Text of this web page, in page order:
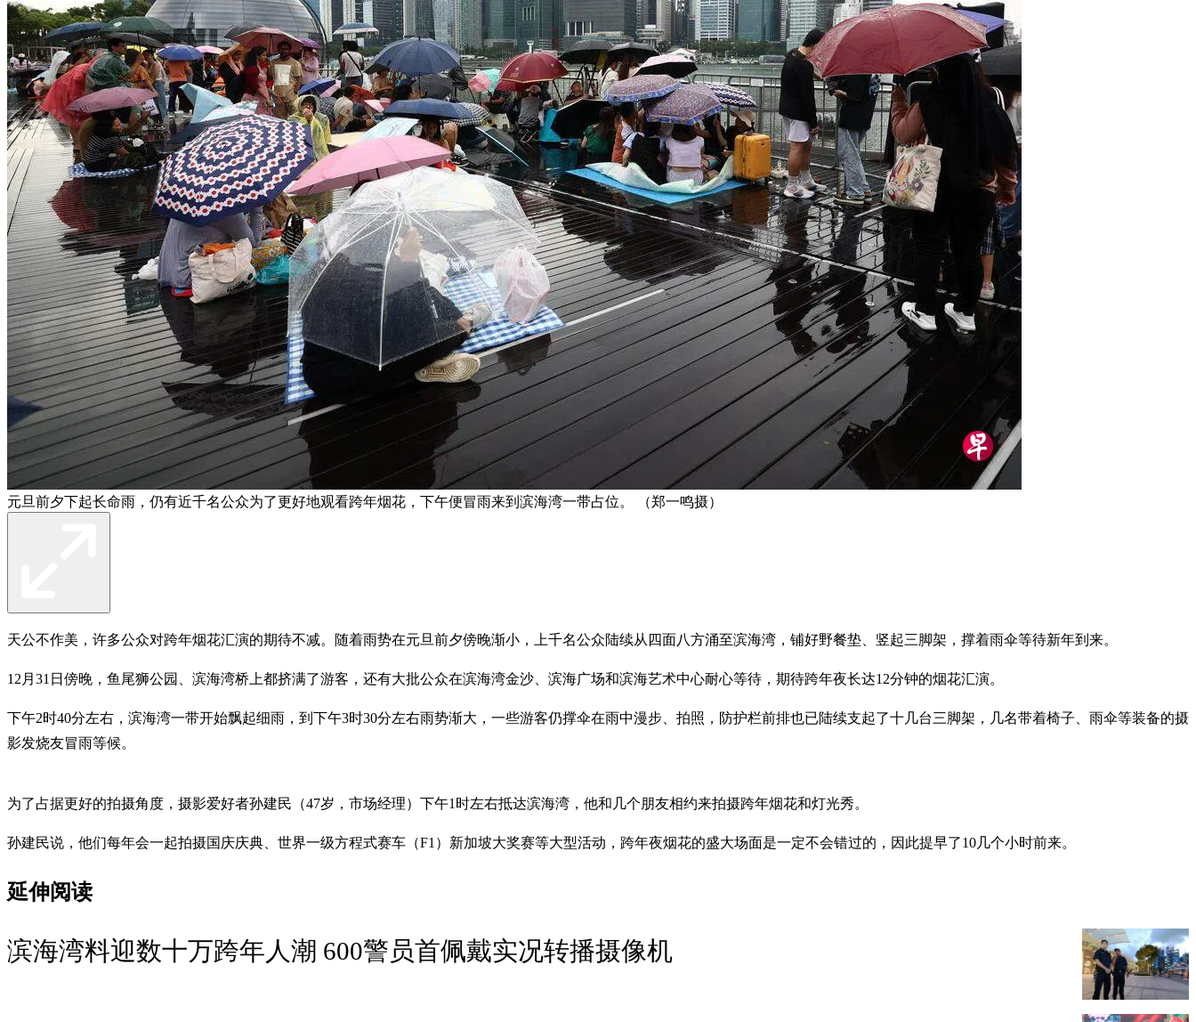
元旦前夕下起长命雨，仍有近千名公众为了更好地观看跨年烟花，下午便冒雨来到滨海湾一带占位。 （郑一鸣摄）
天公不作美，许多公众对跨年烟花汇演的期待不减。随着雨势在元旦前夕傍晚渐小，上千名公众陆续从四面八方涌至滨海湾，铺好野餐垫、竖起三脚架，撑着雨伞等待新年到来。
12月31日傍晚，鱼尾狮公园、滨海湾桥上都挤满了游客，还有大批公众在滨海湾金沙、滨海广场和滨海艺术中心耐心等待，期待跨年夜长达12分钟的烟花汇演。
下午2时40分左右，滨海湾一带开始飘起细雨，到下午3时30分左右雨势渐大，一些游客仍撑伞在雨中漫步、拍照，防护栏前排也已陆续支起了十几台三脚架，几名带着椅子、雨伞等装备的摄
影发烧友冒雨等候。
为了占据更好的拍摄角度，摄影爱好者孙建民（47岁，市场经理）下午1时左右抵达滨海湾，他和几个朋友相约来拍摄跨年烟花和灯光秀。
孙建民说，他们每年会一起拍摄国庆庆典、世界一级方程式赛车（F1）新加坡大奖赛等大型活动，跨年夜烟花的盛大场面是一定不会错过的，因此提早了10几个小时前来。
延伸阅读
滨海湾料迎数十万跨年人潮 600警员首佩戴实况转播摄像机